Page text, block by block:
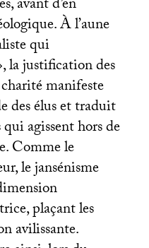
avant d’en
À l’aune
qui
la justification des
manifeste
des élus et traduit
agissent hors de
Comme le
le jansénisme
plaçant les
avilissante.